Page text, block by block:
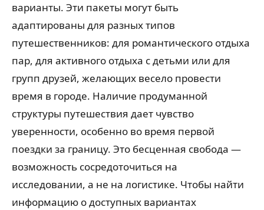
варианты. Эти пакеты могут быть
адаптированы для разных типов
путешественников: для романтического отдыха
пар, для активного отдыха с детьми или для
групп друзей, желающих весело провести
время в городе. Наличие продуманной
структуры путешествия дает чувство
уверенности, особенно во время первой
поездки за границу. Это бесценная свобода —
возможность сосредоточиться на
исследовании, а не на логистике. Чтобы найти
информацию о доступных вариантах